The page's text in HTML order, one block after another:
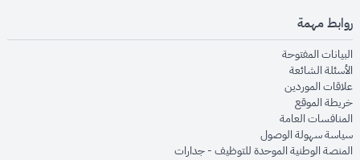
روابط مهمة
البيانات المفتوحةopens in new window
الأسئلة الشائعةopens in new window
علاقات الموردينopens in new window
خريطة الموقعopens in new window
المنافسات العامةopens in new window
سياسة سهولة الوصولopens in new window
المنصة الوطنية الموحدة للتوظيف - جداراتopens in new window